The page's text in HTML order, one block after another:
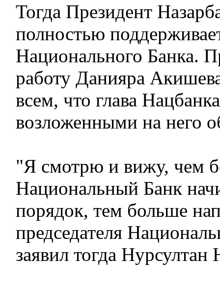
Тогда Президент
полностью
Национального Банка.
работу Данияра
всем, что глава
возложенными на него
"Я смотрю и вижу, чем
Национальный Банк
порядок, тем больше
председателя
заявил тогда Нурсултан